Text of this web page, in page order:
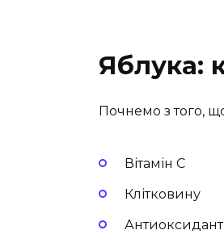
Яблука:
Почнемо з того,
Вітамін C
Клітковину